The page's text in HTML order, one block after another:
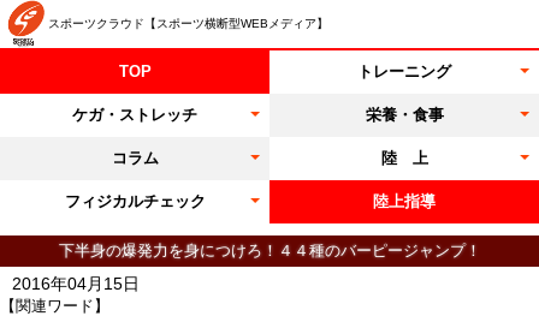
スポーツクラウド【スポーツ横断型WEBメディア】
TOP トレーニング
ケガ・ストレッチ 栄養・食事
コラム 陸 上
フィジカルチェック 陸上指導
下半身の爆発力を身につけろ！４４種のバーピージャンプ！
【関連ワード】
2016年04月15日